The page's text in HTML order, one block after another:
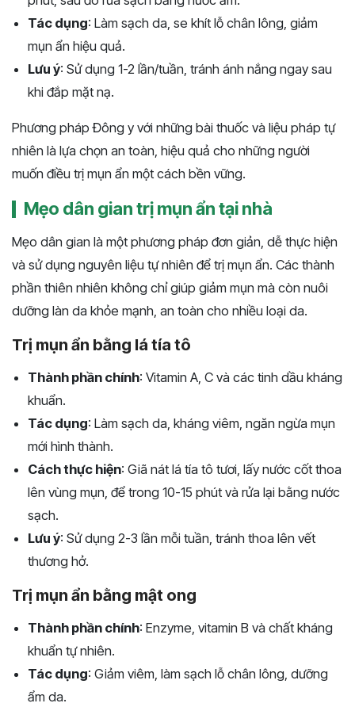
Tác dụng: Làm sạch da, se khít lỗ chân lông, giảm
mụn ẩn hiệu quả.
Lưu ý: Sử dụng 1-2 lần/tuần, tránh ánh nắng ngay sau
khi đắp mặt nạ.
Phương pháp Đông y với những bài thuốc và liệu pháp tự
nhiên là lựa chọn an toàn, hiệu quả cho những người
muốn điều trị mụn ẩn một cách bền vững.
Mẹo dân gian trị mụn ẩn tại nhà
Mẹo dân gian là một phương pháp đơn giản, dễ thực hiện
và sử dụng nguyên liệu tự nhiên để trị mụn ẩn. Các thành
phần thiên nhiên không chỉ giúp giảm mụn mà còn nuôi
dưỡng làn da khỏe mạnh, an toàn cho nhiều loại da.
Trị mụn ẩn bằng lá tía tô
Thành phần chính: Vitamin A, C và các tinh dầu kháng
khuẩn.
Tác dụng: Làm sạch da, kháng viêm, ngăn ngừa mụn
mới hình thành.
Cách thực hiện: Giã nát lá tía tô tươi, lấy nước cốt thoa
lên vùng mụn, để trong 10-15 phút và rửa lại bằng nước
sạch.
Lưu ý: Sử dụng 2-3 lần mỗi tuần, tránh thoa lên vết
thương hở.
Trị mụn ẩn bằng mật ong
Thành phần chính: Enzyme, vitamin B và chất kháng
khuẩn tự nhiên.
Tác dụng: Giảm viêm, làm sạch lỗ chân lông, dưỡng
ẩm da.